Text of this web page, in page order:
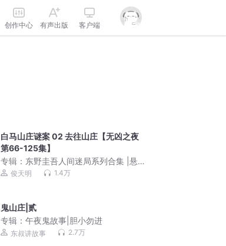
创作中心 有声出版 客户端
白马山庄谜案 02 去往山庄【无凶之夜
第66-125集】
专辑： 东野圭吾人间迷局系列合集 |悬疑
推理刑侦 |白马山庄谜案无凶之夜|焉拓
俊天明 1.4万
鬼山庄|贰
专辑：午夜鬼故事|胆小勿进
东叔讲故事 2.7万